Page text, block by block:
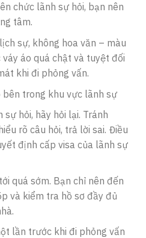
chức lãnh sự hỏi, bạn nên
tâm.
sự, không hoa văn – màu
áo quá chật và tuyệt đối
khi đi phỏng vấn.
bên trong khu vực lãnh sự
hỏi, hãy hỏi lại. Tránh
rõ câu hỏi, trả lời sai. Điều
định cấp visa của lãnh sự
quá sớm. Bạn chỉ nên đến
và kiểm tra hồ sơ đầy đủ
lần trước khi đi phỏng vấn